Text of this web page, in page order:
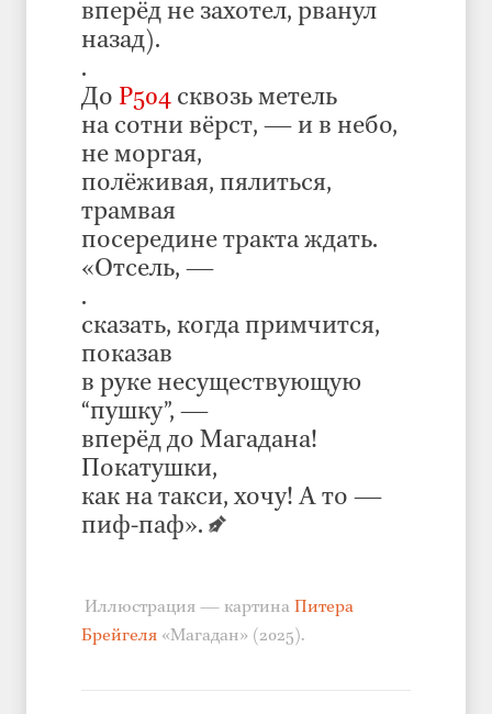
вперёд не захотел, рванул
назад).
.
До Р504 сквозь метель
на сотни вёрст, — и в небо,
не моргая,
полёживая, пялиться,
трамвая
посередине тракта ждать.
«Отсель, —
.
сказать, когда примчится,
показав
в руке несуществующую
“пушку”, —
вперёд до Магадана!
Покатушки,
как на такси, хочу! А то —
пиф-паф».
Иллюстрация — картина Питера
Брейгеля «Магадан» (2025).